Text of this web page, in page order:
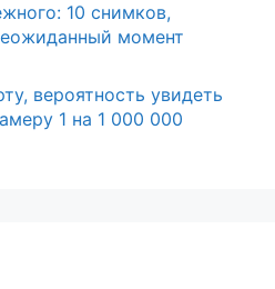
10 снимков,
момент
вероятность увидеть
1 на 1 000 000